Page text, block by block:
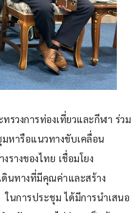
รวงการท่องเที่ยวและกีฬา ร่วม
หารือแนวทางขับเคลื่อน
รางของไทย เชื่อมโยง
นทางที่มีคุณค่าและสร้าง
นการประชุม ได้มีการนำเสนอ